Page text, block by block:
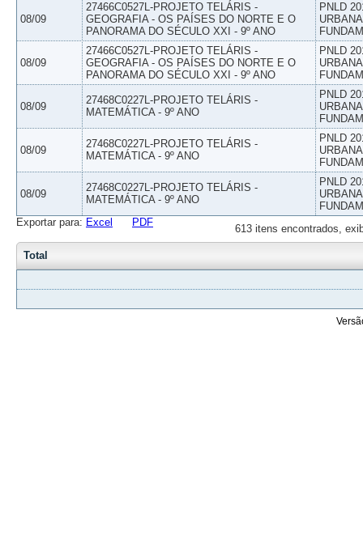
08/09
27466C0527L-PROJETO TELÁRIS -
GEOGRAFIA - OS PAÍSES DO NORTE E O
PANORAMA DO SÉCULO XXI - 9º ANO
PNLD
08/09
27466C0527L-PROJETO TELÁRIS -
GEOGRAFIA - OS PAÍSES DO NORTE E O
PANORAMA DO SÉCULO XXI - 9º ANO
PNLD
08/09
27468C0227L-PROJETO TELÁRIS -
MATEMÁTICA - 9º ANO
PNLD
08/09
27468C0227L-PROJETO TELÁRIS -
MATEMÁTICA - 9º ANO
PNLD
08/09
27468C0227L-PROJETO TELÁRIS -
MATEMÁTICA - 9º ANO
PNLD
613 itens encontrados,
Exportar para: Excel PDF
Total